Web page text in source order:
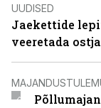
UUDISED
Jaekettide
veeretada